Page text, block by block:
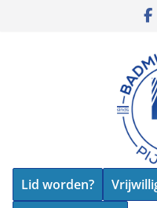
Lid worden?